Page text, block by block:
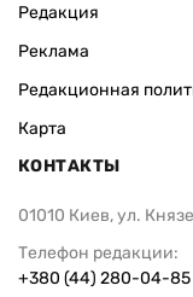
Редакция
Реклама
Редакционная
Карта
КОНТАКТЫ
01010 Киев, ул.
Телефон редакции:
+380 (44) 280-04-85